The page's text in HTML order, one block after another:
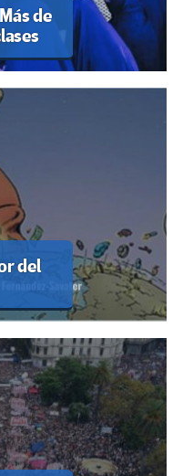
de
del